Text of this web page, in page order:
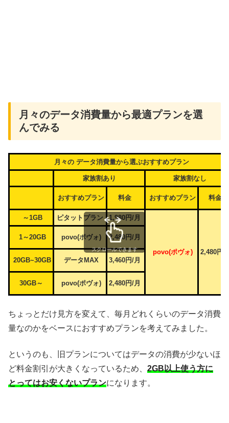
月々のデータ消費量から最適プランを選
んでみる
月々の データ消費量から選ぶおすすめプラン
家族割あり 家族割なし
おすすめプラン 料金 おすすめプラン 料金
～1GB ピタットプラン 1,980円/月
povo(ポヴォ) 2,480円/
1～20GB povo(ポヴォ) 2,480円/月
20GB~30GB データMAX 3,460円/月
30GB～ povo(ポヴォ) 2,480円/月
スクロールできます
ちょっとだけ見方を変えて、毎月どれくらいのデータ消費
量なのかをベースにおすすめプランを考えてみました。
というのも、旧プランについてはデータの消費が少ないほ
ど料金割引が大きくなっているため、 2GB以上使う方に
とってはお安くないプランになります。